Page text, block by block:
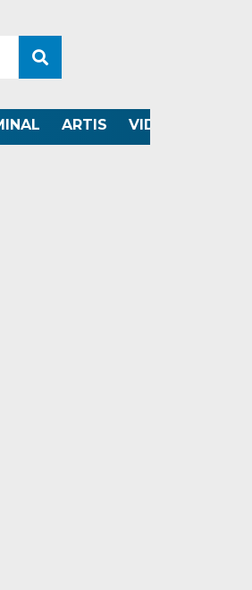
ARTIS VIDEO